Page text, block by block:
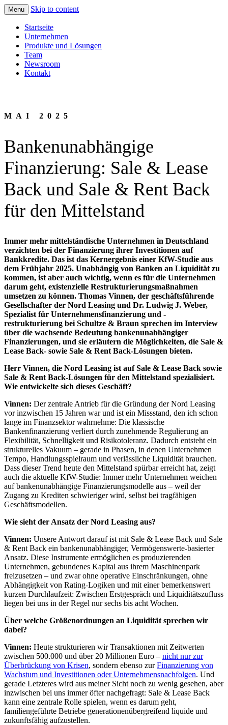
Menu Skip to content
Startseite
Unternehmen
Produkte und Lösungen
Team
Newsroom
Kontakt
MAI 2025
Bankenunabhängige
Finanzierung: Sale & Lease
Back und Sale & Rent Back
für den Mittelstand
Immer mehr mittelständische Unternehmen in Deutschland
verzichten bei der Finanzierung ihrer Investitionen auf
Bankkredite. Das ist das Kernergebnis einer KfW-Studie aus
dem Frühjahr 2025. Unabhängig von Banken an Liquidität zu
kommen, ist aber auch wichtig, wenn es für die Unternehmen
darum geht, existenzielle Restrukturierungsmaßnahmen
umsetzen zu können. Thomas Vinnen, der geschäftsführende
Gesellschafter der Nord Leasing und Dr. Ludwig J. Weber,
Spezialist für Unternehmensfinanzierung und -
restrukturierung bei Schultze & Braun sprechen im Interview
über die wachsende Bedeutung bankenunabhängiger
Finanzierungen, und sie erläutern die Möglichkeiten, die Sale &
Lease Back- sowie Sale & Rent Back-Lösungen bieten.
Herr Vinnen, die Nord Leasing ist auf Sale & Lease Back sowie
Sale & Rent Back-Lösungen für den Mittelstand spezialisiert.
Wie entwickelte sich dieses Geschäft?
Vinnen: Der zentrale Antrieb für die Gründung der Nord Leasing
vor inzwischen 15 Jahren war und ist ein Missstand, den ich schon
lange im Finanzsektor wahrnehme: Die klassische
Bankenfinanzierung verliert durch zunehmende Regulierung an
Flexibilität, Schnelligkeit und Risikotoleranz. Dadurch entsteht ein
strukturelles Vakuum – gerade in Phasen, in denen Unternehmen
Tempo, Handlungsspielraum und verlässliche Liquidität brauchen.
Dass dieser Trend heute den Mittelstand spürbar erreicht hat, zeigt
auch die aktuelle KfW-Studie: Immer mehr Unternehmen weichen
auf bankenunabhängige Finanzierungsmodelle aus – weil der
Zugang zu Krediten schwieriger wird, selbst bei tragfähigen
Geschäftsmodellen.
Wie sieht der Ansatz der Nord Leasing aus?
Vinnen: Unsere Antwort darauf ist mit Sale & Lease Back und Sale
& Rent Back ein bankenunabhängiger, Vermögenswerte-basierter
Ansatz. Diese Instrumente ermöglichen es produzierenden
Unternehmen, gebundenes Kapital aus ihrem Maschinenpark
freizusetzen – und zwar ohne operative Einschränkungen, ohne
Abhängigkeit von Rating-Logiken und mit einer bemerkenswert
kurzen Durchlaufzeit: Zwischen Erstgespräch und Liquiditätszufluss
liegen bei uns in der Regel nur sechs bis acht Wochen.
Über welche Größenordnungen an Liquidität sprechen wir
dabei?
Vinnen: Heute strukturieren wir Transaktionen mit Zeitwerten
zwischen 500.000 und über 20 Millionen Euro – nicht nur zur
Überbrückung von Krisen, sondern ebenso zurFinanzierung von
Wachstum und Investitionen oder Unternehmensnachfolgen. Und
gerade Letzteres wird aus meiner Sicht noch zu wenig gesehen, aber
inzwischen bei uns immer öfter nachgefragt: Sale & Lease Back
kann eine zentrale Rolle spielen, wenn es darum geht,
familiengeführte Betriebe generationenübergreifend liquide und
zukunftsfähig aufzustellen.